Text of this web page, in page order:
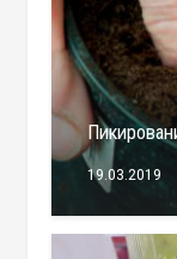
19.03.2019